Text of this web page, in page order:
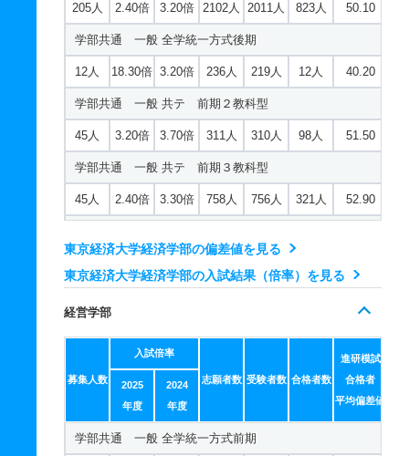
205人 2.40倍 3.20倍 2102人 2011人 823人 50.10
学部共通 一般 全学統一方式後期
12人 18.30倍 3.20倍 236人 219人 12人 40.20
学部共通 一般 共テ 前期２教科型
45人 3.20倍 3.70倍 311人 310人 98人 51.50
学部共通 一般 共テ 前期３教科型
45人 2.40倍 3.30倍 758人 756人 321人 52.90
東京経済大学経済学部の偏差値を見る
東京経済大学経済学部の入試結果（倍率）を見る
経営学部
募集人数
入試倍率
志願者数 受験者数 合格者数
進研模試
合格者
平均偏差値
2025
年度
2024
年度
学部共通 一般 全学統一方式前期